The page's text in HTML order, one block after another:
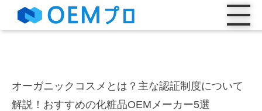
オーガニックコスメとは？主な認証制度について
解説！おすすめの化粧品OEMメーカー5選